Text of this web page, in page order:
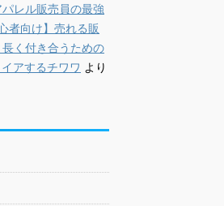
レル販売員の最強
心者向け】売れる販
く付き合うための
アするチワワ より